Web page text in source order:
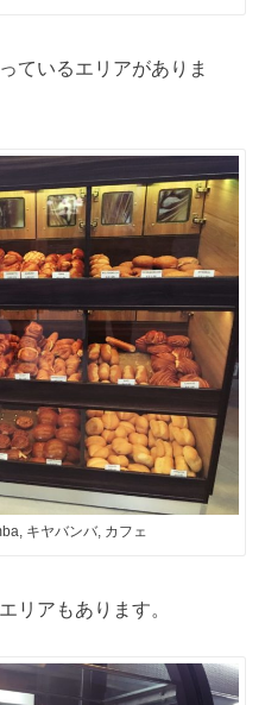
ているエリアがありま
キヤバンバ, カフェ
リアもあります。